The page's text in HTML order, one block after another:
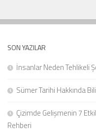
SON YAZILAR
İnsanlar Neden Tehlikeli
Sümer Tarihi Hakkında
Çizimde Gelişmenin 7
Rehberi